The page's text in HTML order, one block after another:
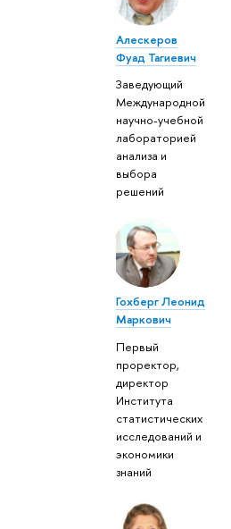
Алескеров
Фуад Тагиевич
Заведующий
Международной
научно-учебной
лабораторией
анализа и
выбора
решений
Гохберг Леонид
Маркович
Первый
проректор,
директор
Института
статистических
исследований и
экономики
знаний